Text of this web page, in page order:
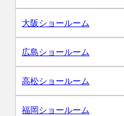
大阪ショールーム
広島ショールーム
高松ショールーム
福岡ショールーム